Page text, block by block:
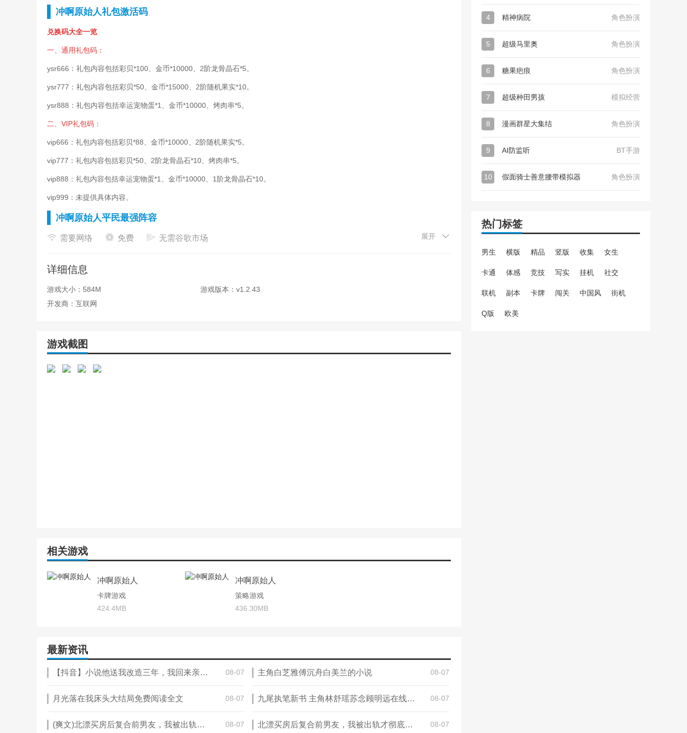
冲啊原始人礼包激活码
兑换码大全一览
一、通用礼包码：
ysr666：礼包内容包括彩贝*100、金币*10000、2阶龙骨晶石*5。
ysr777：礼包内容包括彩贝*50、金币*15000、2阶随机果实*10。
ysr888：礼包内容包括幸运宠物蛋*1、金币*10000、烤肉串*5。
二、VIP礼包码：
vip666：礼包内容包括彩贝*88、金币*10000、2阶随机果实*5。
vip777：礼包内容包括彩贝*50、2阶龙骨晶石*10、烤肉串*5。
vip888：礼包内容包括幸运宠物蛋*1、金币*10000、1阶龙骨晶石*10。
vip999：未提供具体内容。
冲啊原始人平民最强阵容
冲啊原始人最强阵容怎么搭配：
第二种：主C+副C+奶妈+奶妈+辅助。
下面小编为大家推荐几套阵容：
3、风里希+吕人杰+猴哥+索菲+莱恩
4、风里希+猴哥+索纳尔+索菲+陈小花
强度分析：科隆以其独特的技能和强大的生存能力著称，他的大招能够减少敌方的减伤效果，为队伍创造更多的输出机会，科隆
获取途径：虽然科隆的获取途径不如悟空稳定，但他在游戏中的表现绝对值得玩家们投入资源去培养。
获取途径：牛大力在游戏中也有稳定的获取途径，是玩家们不可或缺的强力英雄。
其他优秀SSS级英雄
围友军共享攻速增益，是BOSS战中的必备角色。
需要网络 免费 无需谷歌市场 展开
详细信息
游戏大小：584M
游戏版本：v1.2.43
开发商：互联网
游戏截图
相关游戏
冲啊原始人
卡牌游戏
424.4MB
冲啊原始人
策略游戏
436.30MB
最新资讯
【抖音】小说他送我改造三年，我回来亲手砸了他的婚礼无广告阅读 08-07 主角白芝雅傅沉舟白美兰的小说 08-07
月光落在我床头大结局免费阅读全文 08-07 九尾执笔新书 主角林舒瑶苏念顾明远在线阅读 08-07
(爽文)北漂买房后复合前男友，我被出轨才彻底醒了全本章节阅读 08-07 北漂买房后复合前男友，我被出轨才彻底醒了 08-07
4 精神病院 角色扮演
5 超级马里奥 角色扮演
6 糖果疤痕 角色扮演
7 超级种田男孩 模拟经营
8 漫画群星大集结 角色扮演
9 AI防监听 BT手游
10 假面骑士善意腰带模拟器 角色扮演
热门标签
男生 横版 精品 竖版 收集 女生
卡通 体感 竞技 写实 挂机 社交
联机 副本 卡牌 闯关 中国风 街机
Q版 欧美